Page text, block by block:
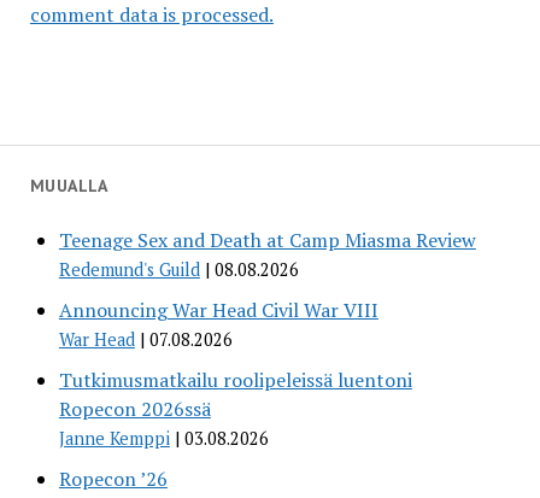
MUUALLA
Teenage Sex and Death at Camp Miasma Review
Redemund's Guild 08.08.2026
Announcing War Head Civil War VIII
War Head 07.08.2026
Tutkimusmatkailu roolipeleissä luentoni
Ropecon 2026ssä
Janne Kemppi 03.08.2026
Ropecon ’26
comment data is processed.